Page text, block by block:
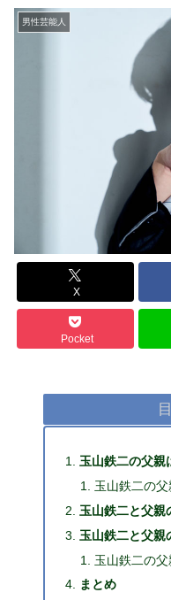
男性芸能人
X
Pocket
玉山鉄二の父親
玉山鉄二の
玉山鉄二と父親
玉山鉄二と父親
玉山鉄二の
まとめ